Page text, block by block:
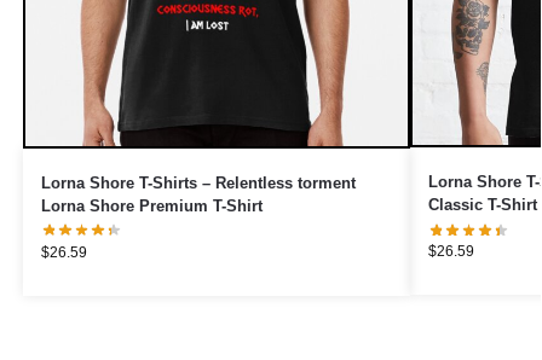
Lorna Shore T-Shirts – Relentless torment
Lorna Shore Premium T-Shirt
$26.59
Lorna Shore
Classic T-Shirt
$26.59